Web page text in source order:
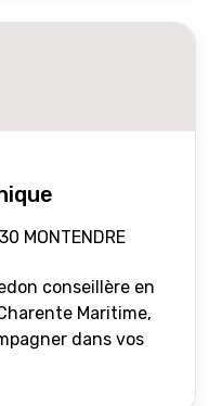
MONTENDRE
conseillère en
Maritime,
dans vos